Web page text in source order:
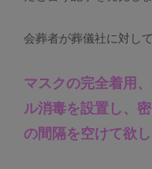
会葬者が葬儀社に対し
マスクの完全着用
ル消毒を設置し、
の間隔を空けて欲